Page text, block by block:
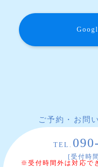
ご予約・お問
TEL.
[受付時
※受付時間外は対応で